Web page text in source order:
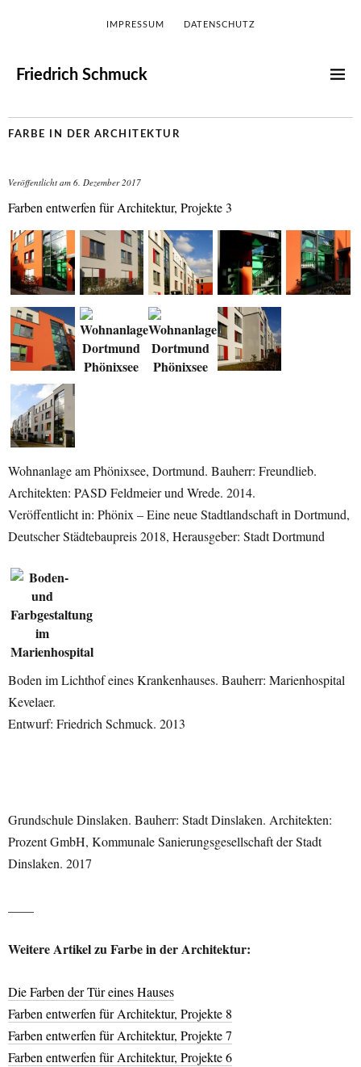
IMPRESSUM DATENSCHUTZ
Friedrich Schmuck
FARBE IN DER ARCHITEKTUR
Veröffentlicht am 6. Dezember 2017
Farben entwerfen für Architektur, Projekte 3
Wohnanlage am Phönixsee, Dortmund. Bauherr: Freundlieb.
Architekten: PASD Feldmeier und Wrede. 2014.
Veröffentlicht in: Phönix – Eine neue Stadtlandschaft in Dortmund,
Deutscher Städtebaupreis 2018, Herausgeber: Stadt Dortmund
Boden im Lichthof eines Krankenhauses. Bauherr: Marienhospital
Kevelaer.
Entwurf: Friedrich Schmuck. 2013
Grundschule Dinslaken. Bauherr: Stadt Dinslaken. Architekten:
Prozent GmbH, Kommunale Sanierungsgesellschaft der Stadt
Dinslaken. 2017
Weitere Artikel zu Farbe in der Architektur:
Die Farben der Tür eines Hauses
Farben entwerfen für Architektur, Projekte 8
Farben entwerfen für Architektur, Projekte 7
Farben entwerfen für Architektur, Projekte 6